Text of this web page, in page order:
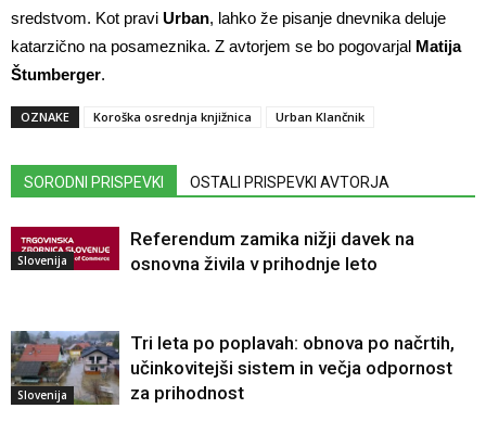
sredstvom. Kot pravi Urban, lahko že pisanje dnevnika deluje
katarzično na posameznika. Z avtorjem se bo pogovarjal Matija
Štumberger.
OZNAKE Koroška osrednja knjižnica Urban Klančnik
SORODNI PRISPEVKI OSTALI PRISPEVKI AVTORJA
Slovenija
Referendum zamika nižji davek na
osnovna živila v prihodnje leto
Slovenija
Tri leta po poplavah: obnova po načrtih,
učinkovitejši sistem in večja odpornost
za prihodnost